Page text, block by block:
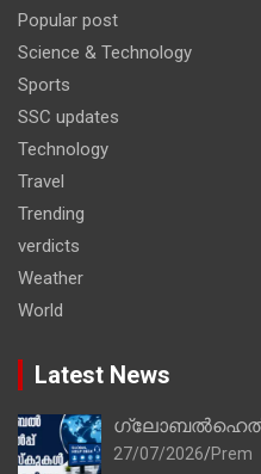
Popular post
Science & Technology
Sports
SSC updates
Technology
Travel
Trending
verdicts
Weather
World
Latest News
27/07/2026 Prem